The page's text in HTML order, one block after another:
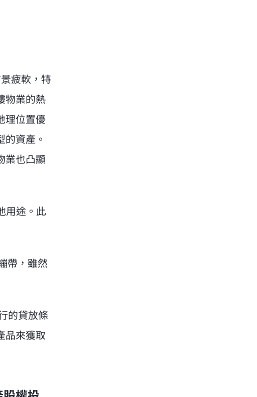
疲軟，特
物業的熱
理位置優
資產。
業也凸顯
用途。此
帶，雖然
的貸放條
品來獲取